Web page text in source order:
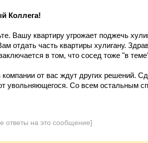
Коллега!
Вашу квартиру угрожает поджечь
отдать часть квартиры хулигану.
в том, что сосед тоже "в
компании от вас ждут других решений.
увольняющегося. Со всем остальным
ответы на это сообщение]